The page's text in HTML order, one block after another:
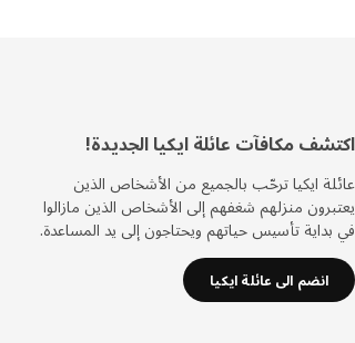
تذييل
اكتشف مكافآت عائلة ايكيا الجديدة!
عائلة ايكيا ترحّب بالجميع من الأشخاص الذين
يعتبرون منزلهم شغفهم إلى الأشخاص الذين مازالوا
في بداية تأسيس حياتهم ويحتاجون إلى يد المساعدة.
انضم الى عائلة ايكيا